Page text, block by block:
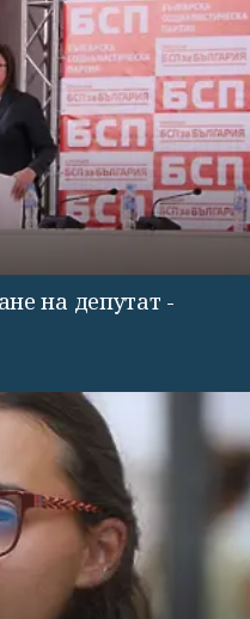
на депутат -